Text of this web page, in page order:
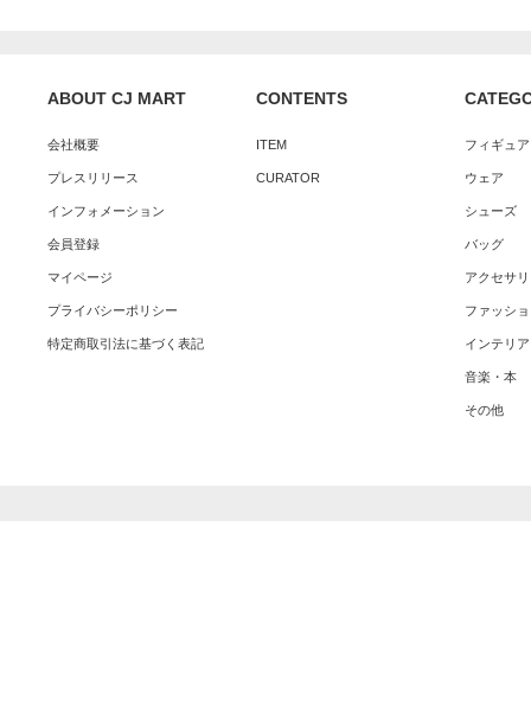
ABOUT CJ MART
会社概要
プレスリリース
インフォメーション
会員登録
マイページ
プライバシーポリシー
特定商取引法に基づく表記
CONTENTS
ITEM
CURATOR
フィギュ
ウェア
シューズ
バッグ
アクセサ
ファッシ
インテリア
音楽・本
その他